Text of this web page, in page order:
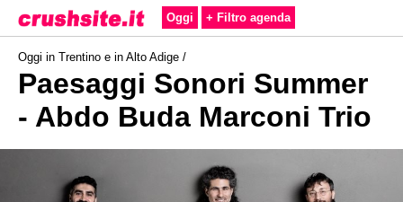
Oggi + Filtro agenda
Oggi in Trentino e in Alto Adige /
Paesaggi Sonori Summer
- Abdo Buda Marconi Trio